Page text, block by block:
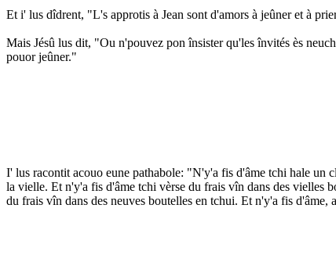
Et i' lus dîdrent, "L's approtis à Jean sont d'amors à jeûner et à
Mais Jésû lus dit, "Ou n'pouvez pon însister qu'les învités ès
pouor jeûner."
I' lus racontit acouo eune pathabole: "N'y'a fis d'âme tchi hale un
la vielle. Et n'y'a fis d'âme tchi vèrse du frais vîn dans des vielles
du frais vîn dans des neuves boutelles en tchui. Et n'y'a fis